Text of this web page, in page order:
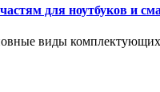
для ноутбуков и
виды комплектующих